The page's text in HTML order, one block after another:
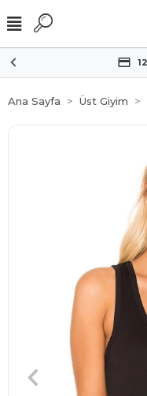
Ana Sayfa Üst Giyim